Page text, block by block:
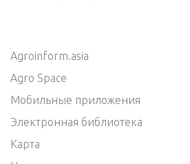
Agroinform.asia
Agro Space
Мобильные приложения
Электронная библиотека
Карта